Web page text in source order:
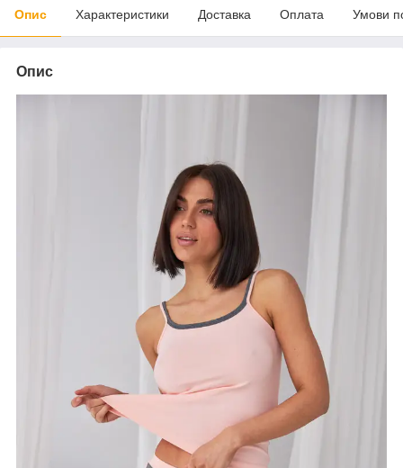
Опис Характеристики Доставка Оплата Умови
Опис